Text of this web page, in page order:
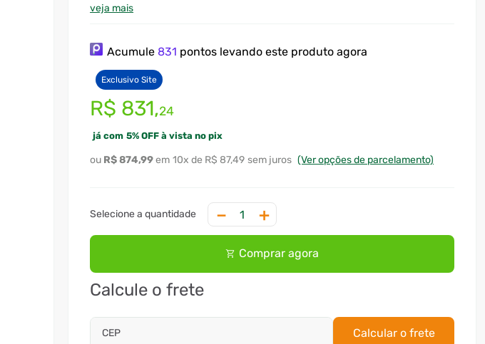
veja mais
Acumule 831 pontos levando este produto agora
Exclusivo Site
R$ 831,24
já com 5% OFF à vista no pix
R$874,99 10x R$ 87,49 sem juros (Ver opções de parcelamento)
＋
－
Comprar agora
Calcule o frete
CEP Calcular o frete